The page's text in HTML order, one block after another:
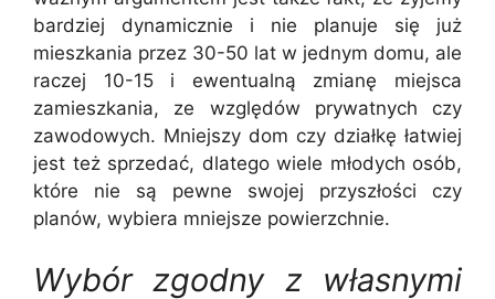
bardziej dynamicznie i nie planuje się już
mieszkania przez 30-50 lat w jednym domu, ale
raczej 10-15 i ewentualną zmianę miejsca
zamieszkania, ze względów prywatnych czy
zawodowych. Mniejszy dom czy działkę łatwiej
jest też sprzedać, dlatego wiele młodych osób,
które nie są pewne swojej przyszłości czy
planów, wybiera mniejsze powierzchnie.
Wybór zgodny z własnymi